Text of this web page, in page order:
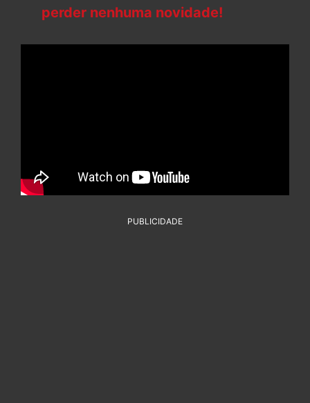
perder nenhuma novidade!
PUBLICIDADE